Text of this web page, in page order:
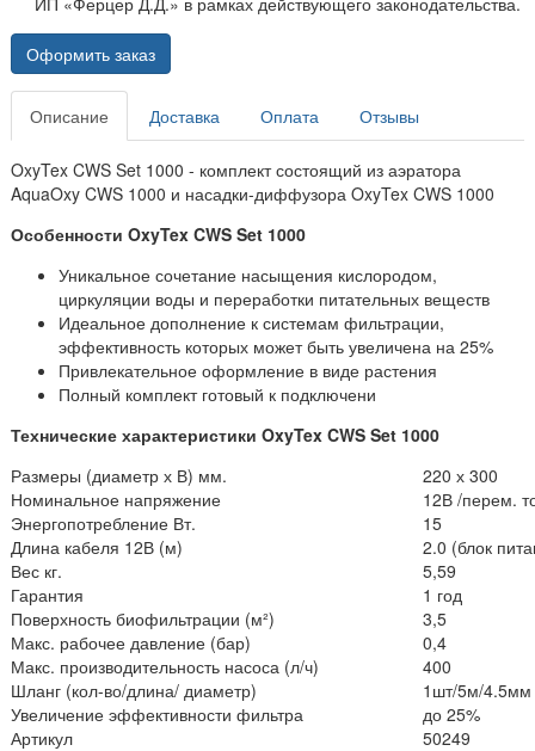
Оформить заказ
Описание Доставка Оплата Отзывы
OxyTex CWS Set 1000 - комплект состоящий из аэратора
AquaOxy CWS 1000 и насадки-диффузора OxyTex CWS 1000
Особенности OxyTex CWS Set 1000
Уникальное сочетание насыщения кислородом,
циркуляции воды и переработки питательных веществ
Идеальное дополнение к системам фильтрации,
эффективность которых может быть увеличена на 25%
Привлекательное оформление в виде растения
Полный комплект готовый к подключени
Технические характеристики OxyTex CWS Set 1000
Размеры (диаметр х В) мм.
220 х 300
Номинальное напряжение
12В /перем.
Энергопотребление Вт.
15
Длина кабеля 12В (м)
2.0 (блок
Вес кг.
5,59
Гарантия
1 год
Поверхность биофильтрации (м²)
3,5
Макс. рабочее давление (бар)
0,4
Макс. производительность насоса (л/ч)
400
Шланг (кол-во/длина/ диаметр)
1шт/5м/4.5мм
Увеличение эффективности фильтра
до 25%
Артикул
50249